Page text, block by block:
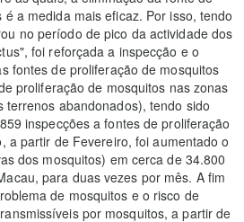
a medida mais eficaz. Por isso, tendo
no período de pico da actividade dos
foi reforçada a inspecção e o
fontes de proliferação de mosquitos
proliferação de mosquitos nas zonas
terrenos abandonados), tendo sido
inspecções a fontes de proliferação
a partir de Fevereiro, foi aumentado o
dos mosquitos) em cerca de 34.800
para duas vezes por mês. A fim
de mosquitos e o risco de
por mosquitos, a partir de